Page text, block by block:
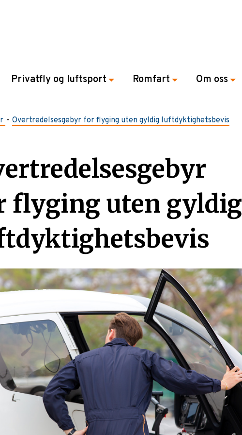
Privatfly og luftsport Romfart Om oss
Overtredelsesgebyr for flyging uten gyldig luftdyktighetsbevis
flyging uten gyldig